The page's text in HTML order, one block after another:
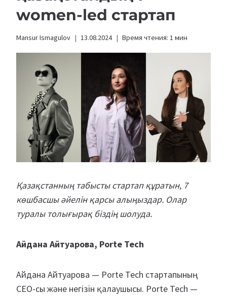
women-led стартап
Mansur Ismagulov 13.08.2024 Время чтения: 1 мин
Қазақстанның табысты стартап құратын, 7
көшбасшы әйелін қарсы алыңыздар. Олар
туралы толығырақ біздің шолуда.
Айдана Айтуарова, Porte Tech
Айдана Айтуарова — Porte Tech стартапының
СЕО-сы және негізін қалаушысы. Porte Tech —